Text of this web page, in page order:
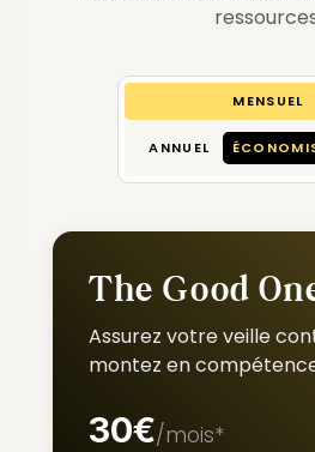
MENSUEL
ANNUEL
The Good
Assurez votre veille
montez en
30€/mois*